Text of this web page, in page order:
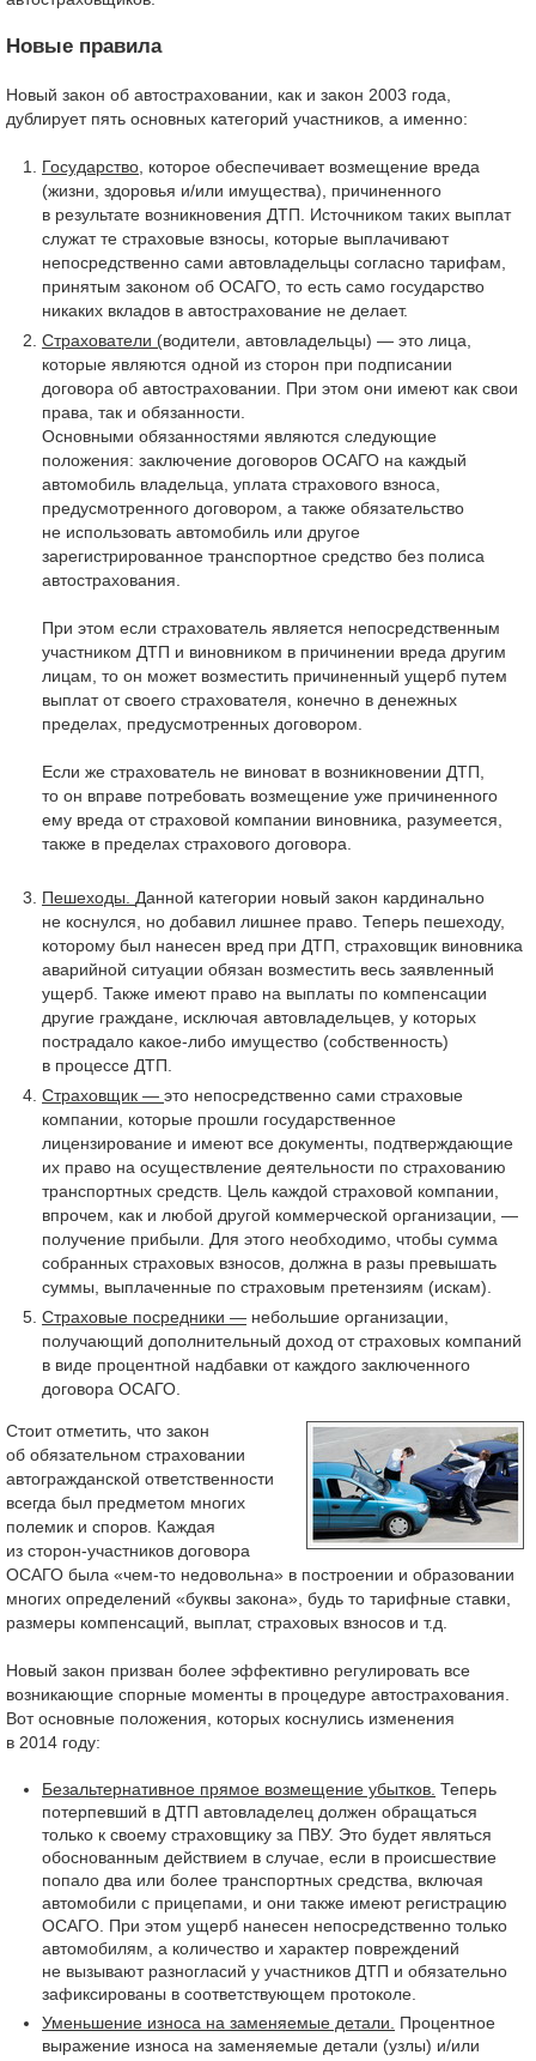
Новые правила
Новый закон об автостраховании, как и закон 2003 года,
дублирует пять основных категорий участников, а именно:
Государство , которое обеспечивает возмещение вреда
(жизни, здоровья и/или имущества), причиненного
в результате возникновения ДТП. Источником таких выплат
служат те страховые взносы, которые выплачивают
непосредственно сами автовладельцы согласно тарифам,
принятым законом об ОСАГО, то есть само государство
никаких вкладов в автострахование не делает.
Страхователи (водители, автовладельцы) — это лица,
которые являются одной из сторон при подписании
договора об автостраховании. При этом они имеют как свои
права, так и обязанности.
Основными обязанностями являются следующие
положения: заключение договоров ОСАГО на каждый
автомобиль владельца, уплата страхового взноса,
предусмотренного договором, а также обязательство
не использовать автомобиль или другое
зарегистрированное транспортное средство без полиса
автострахования.
При этом если страхователь является непосредственным
участником ДТП и виновником в причинении вреда другим
лицам, то он может возместить причиненный ущерб путем
выплат от своего страхователя, конечно в денежных
пределах, предусмотренных договором.
Если же страхователь не виноват в возникновении ДТП,
то он вправе потребовать возмещение уже причиненного
ему вреда от страховой компании виновника, разумеется,
также в пределах страхового договора.
Пешеходы. Данной категории новый закон кардинально
не коснулся, но добавил лишнее право. Теперь пешеходу,
которому был нанесен вред при ДТП, страховщик виновника
аварийной ситуации обязан возместить весь заявленный
ущерб. Также имеют право на выплаты по компенсации
другие граждане, исключая автовладельцев, у которых
пострадало какое-либо имущество (собственность)
в процессе ДТП.
Страховщик — это непосредственно сами страховые
компании, которые прошли государственное
лицензирование и имеют все документы, подтверждающие
их право на осуществление деятельности по страхованию
транспортных средств. Цель каждой страховой компании,
впрочем, как и любой другой коммерческой организации, —
получение прибыли. Для этого необходимо, чтобы сумма
собранных страховых взносов, должна в разы превышать
суммы, выплаченные по страховым претензиям (искам).
Страховые посредники — небольшие организации,
получающий дополнительный доход от страховых компаний
в виде процентной надбавки от каждого заключенного
договора ОСАГО.
Стоит отметить, что закон
об обязательном страховании
автогражданской ответственности
всегда был предметом многих
полемик и споров. Каждая
из сторон-участников договора
ОСАГО была «чем-то недовольна» в построении и образовании
многих определений «буквы закона», будь то тарифные ставки,
размеры компенсаций, выплат, страховых взносов и т.д.
Новый закон призван более эффективно регулировать все
возникающие спорные моменты в процедуре автострахования.
Вот основные положения, которых коснулись изменения
в 2014 году:
Безальтернативное прямое возмещение убытков. Теперь
потерпевший в ДТП автовладелец должен обращаться
только к своему страховщику за ПВУ. Это будет являться
обоснованным действием в случае, если в происшествие
попало два или более транспортных средства, включая
автомобили с прицепами, и они также имеют регистрацию
ОСАГО. При этом ущерб нанесен непосредственно только
автомобилям, а количество и характер повреждений
не вызывают разногласий у участников ДТП и обязательно
зафиксированы в соответствующем протоколе.
Уменьшение износа на заменяемые детали.
Процентное
выражение износа на заменяемые детали (узлы) и/или